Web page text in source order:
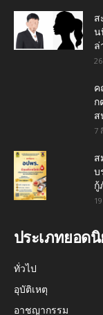
ส
น
ล่
ค
ก
ส
7
ส
บ
กู้
ประเภทยอด
ทั่วไป
อุบัติเหตุ
อาชญากรรม